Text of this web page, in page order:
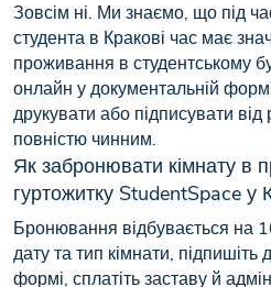
Зовсім ні. Ми знаємо, що під
студента в Кракові час має
проживання в студентському
онлайн у документальній
друкувати або підписувати
повністю чинним.
Як забронювати кімнату в
гуртожитку StudentSpace у
Бронювання відбувається на
дату та тип кімнати, підпишіть
формі, сплатіть заставу й